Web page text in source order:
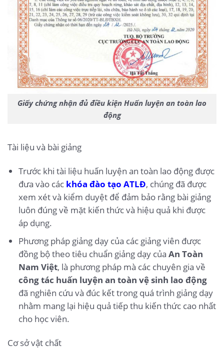
Giấy chứng nhận đủ điều kiện Huấn luyện an toàn lao
động
Tài liệu và bài giảng
Trước khi tài liệu huấn luyện an toàn lao động được
đưa vào các khóa đào tạo ATLĐ, chúng đã được
xem xét và kiểm duyệt để đảm bảo rằng bài giảng
luôn đúng về mặt kiến thức và hiệu quả khi được
áp dụng.
Phương pháp giảng dạy của các giảng viên được
đồng bộ theo tiêu chuẩn giảng dạy của An Toàn
Nam Việt, là phương pháp mà các chuyên gia về
công tác huấn luyện an toàn vệ sinh lao động
đã nghiên cứu và đúc kết trong quá trình giảng dạy
nhằm mang lại hiệu quả tiếp thu kiến thức cao nhất
cho học viên.
Cơ sở vật chất